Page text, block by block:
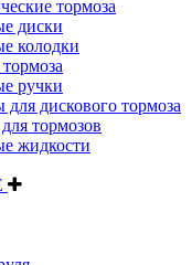
тормоза
диски
колодки
ручки
для дискового тормоза
тормозов
жидкости